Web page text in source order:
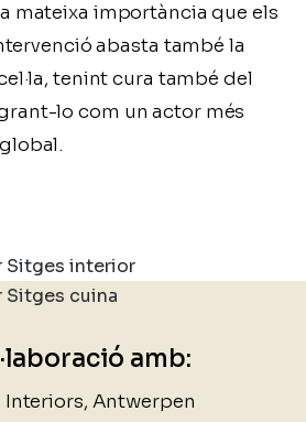
mateixa importància que els
abasta també la
tenint cura també del
lo com un actor més
amb:
Interiors, Antwerpen